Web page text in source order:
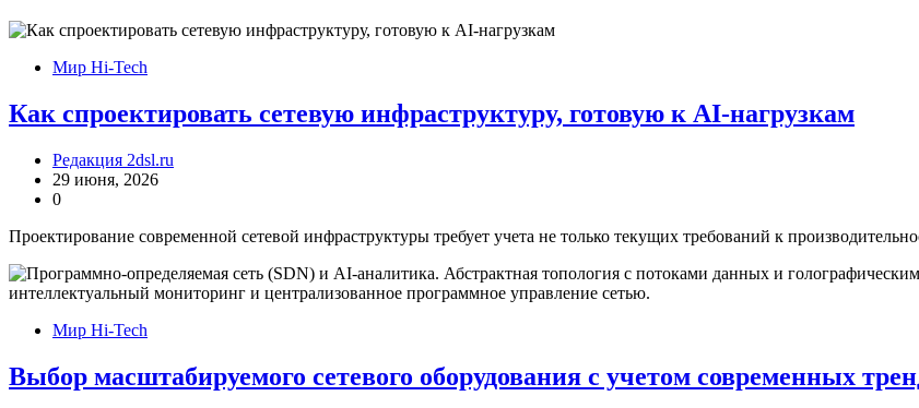
Мир Hi-Tech
Как спроектировать сетевую инфраструктуру, готовую к AI-нагрузкам
Редакция 2dsl.ru
29 июня, 2026
0
Проектирование современной сетевой инфраструктуры требует учета не только текущих требований к
Мир Hi-Tech
Выбор масштабируемого сетевого оборудования с учетом современных